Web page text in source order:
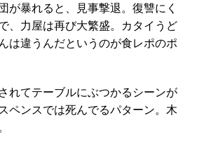
が暴れると、見事撃退。復讐にく
、力屋は再び大繁盛。カタイうど
は違うんだというのが食レポのポ
れてテーブルにぶつかるシーンが
ペンスでは死んでるパターン。木